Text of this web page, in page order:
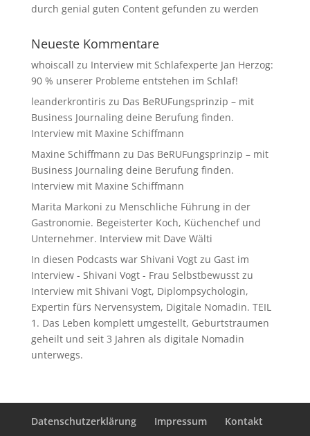
durch genial guten Content gefunden zu werden
Neueste Kommentare
whoiscall zu Interview mit Schlafexperte Jan Herzog:
90 % unserer Probleme entstehen im Schlaf!
leanderkrontiris zu Das BeRUFungsprinzip – mit
Business Journaling deine Berufung finden.
Interview mit Maxine Schiffmann
Maxine Schiffmann zu Das BeRUFungsprinzip – mit
Business Journaling deine Berufung finden.
Interview mit Maxine Schiffmann
Marita Markoni zu Menschliche Führung in der
Gastronomie. Begeisterter Koch, Küchenchef und
Unternehmer. Interview mit Dave Wälti
In diesen Podcasts war Shivani Vogt zu Gast im
Interview - Shivani Vogt - Frau Selbstbewusstzu
Interview mit Shivani Vogt, Diplompsychologin,
Expertin fürs Nervensystem, Digitale Nomadin. TEIL
1. Das Leben komplett umgestellt, Geburtstraumen
geheilt und seit 3 Jahren als digitale Nomadin
unterwegs.
Datenschutzerklärung Impressum Kontakt